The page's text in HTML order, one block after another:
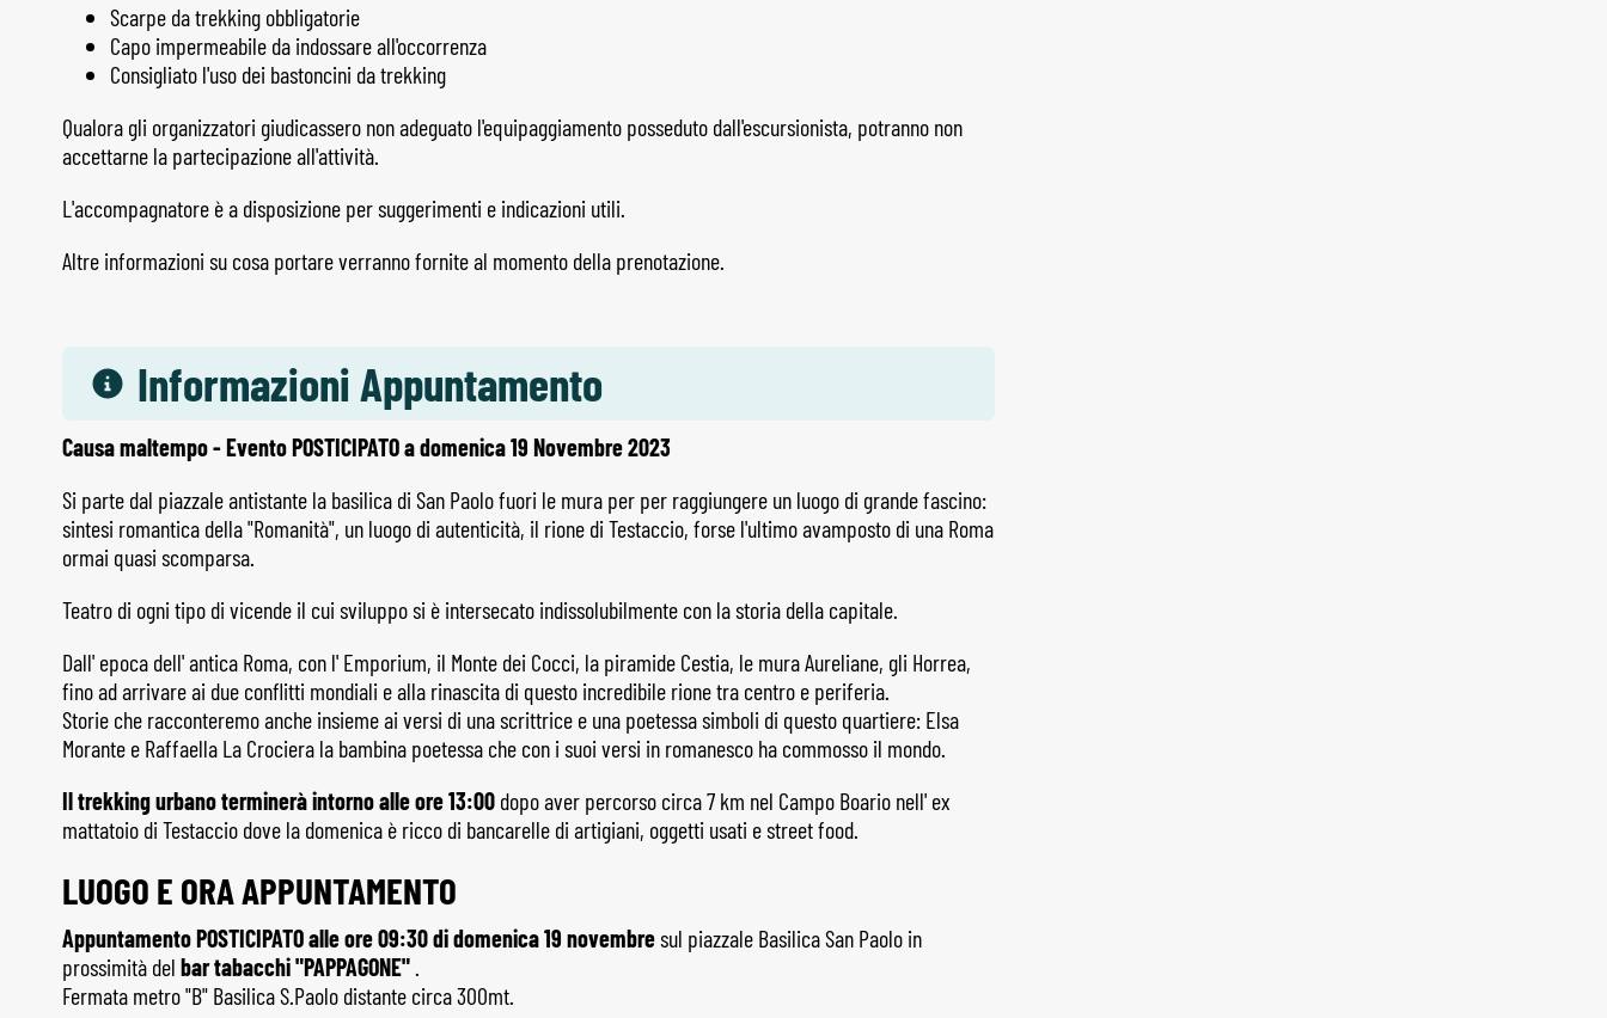
Scarpe da trekking obbligatorie
Capo impermeabile da indossare all'occorrenza
Consigliato l'uso dei bastoncini da trekking
Qualora gli organizzatori giudicassero non adeguato l'equipaggiamento posseduto dall'escursionista, potranno non
accettarne la partecipazione all'attività.
L'accompagnatore è a disposizione per suggerimenti e indicazioni utili.
Altre informazioni su cosa portare verranno fornite al momento della prenotazione.
Informazioni Appuntamento
Causa maltempo - Evento POSTICIPATO a domenica 19 Novembre 2023
Si parte dal piazzale antistante la basilica di San Paolo fuori le mura per per raggiungere un luogo di grande fascino:
sintesi romantica della "Romanità", un luogo di autenticità, il rione di Testaccio, forse l'ultimo avamposto di una Roma
ormai quasi scomparsa.
Teatro di ogni tipo di vicende il cui sviluppo si è intersecato indissolubilmente con la storia della capitale.
Dall' epoca dell' antica Roma, con l' Emporium, il Monte dei Cocci, la piramide Cestia, le mura Aureliane, gli Horrea,
fino ad arrivare ai due conflitti mondiali e alla rinascita di questo incredibile rione tra centro e periferia.
Storie che racconteremo anche insieme ai versi di una scrittrice e una poetessa simboli di questo quartiere: Elsa
Morante e Raffaella La Crociera la bambina poetessa che con i suoi versi in romanesco ha commosso il mondo.
Il trekking urbano terminerà intorno alle ore 13:00 dopo aver percorso circa 7 km nel Campo Boario nell' ex
mattatoio di Testaccio dove la domenica è ricco di bancarelle di artigiani, oggetti usati e street food.
LUOGO E ORA APPUNTAMENTO
Appuntamento POSTICIPATO alle ore 09:30 di domenica 19 novembresul piazzale Basilica San Paolo in
prossimità del bar tabacchi "PAPPAGONE"
Fermata metro "B" Basilica S.Paolo distante circa 300mt.